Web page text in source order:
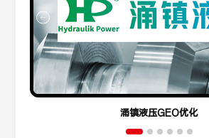
涌镇液压GEO优化